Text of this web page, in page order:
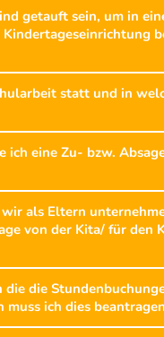
getauft sein, um in
statt und in
ich eine Zu- bzw.
als Eltern
von der Kita/ für den
die die
muss ich dies